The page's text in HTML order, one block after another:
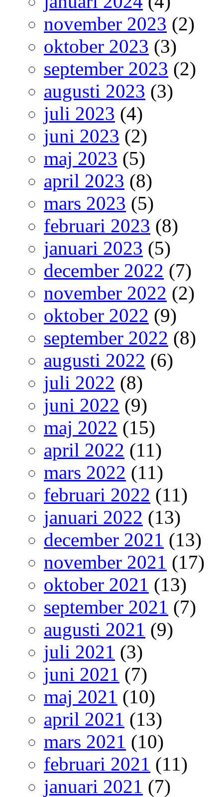
november 2023 (2)
oktober 2023 (3)
september 2023 (2)
augusti 2023 (3)
juli 2023 (4)
juni 2023 (2)
maj 2023 (5)
april 2023 (8)
mars 2023 (5)
februari 2023 (8)
januari 2023 (5)
december 2022 (7)
november 2022 (2)
oktober 2022 (9)
september 2022 (8)
augusti 2022 (6)
juli 2022 (8)
juni 2022 (9)
maj 2022 (15)
april 2022 (11)
mars 2022 (11)
februari 2022 (11)
januari 2022 (13)
december 2021 (13)
november 2021 (17)
oktober 2021 (13)
september 2021 (7)
augusti 2021 (9)
juli 2021 (3)
juni 2021 (7)
maj 2021 (10)
april 2021 (13)
mars 2021 (10)
februari 2021 (11)
januari 2021 (7)